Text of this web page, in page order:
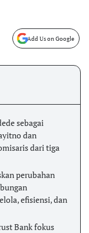
Add Us on Google
sebagai
dan
dari tiga
perubahan
efisiensi, dan
Bank fokus